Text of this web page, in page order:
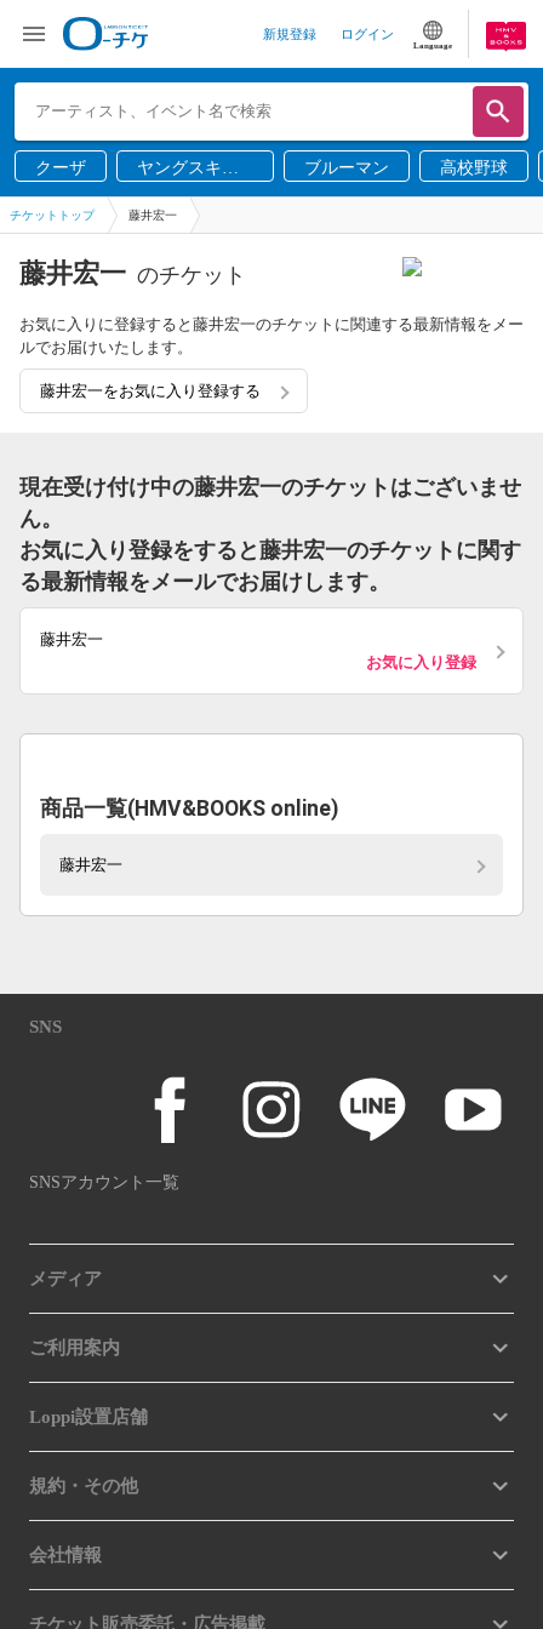
新規登録 ログイン
Language
クーザ
ヤングスキニ
ー
ブルーマン 高校野球
チケットトップ 藤井宏一
藤井宏一 のチケット
お気に入りに登録すると藤井宏一のチケットに関連する最新情報をメー
ルでお届けいたします。
藤井宏一をお気に入り登録する
現在受け付け中の藤井宏一のチケットはございませ
ん。
お気に入り登録をすると藤井宏一のチケットに関す
る最新情報をメールでお届けします。
藤井宏一
お気に入り登録
商品一覧(HMV&BOOKS online)
藤井宏一
SNS
SNSアカウント一覧
メディア
ご利用案内
Loppi設置店舗
規約・その他
会社情報
チケット販売委託・広告掲載